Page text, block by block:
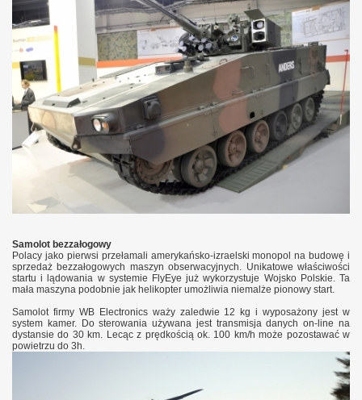
Samolot bezzałogowy
Polacy jako pierwsi przełamali amerykańsko-izraelski monopol na budowę i
sprzedaż bezzałogowych maszyn obserwacyjnych. Unikatowe właściwości
startu i lądowania w systemie FlyEye już wykorzystuje Wojsko Polskie. Ta
mała maszyna podobnie jak helikopter umożliwia niemalże pionowy start.
Samolot firmy WB Electronics waży zaledwie 12 kg i wyposażony jest w
system kamer. Do sterowania używana jest transmisja danych on-line na
dystansie do 30 km. Lecąc z prędkością ok. 100 km/h może pozostawać w
powietrzu do 3h.